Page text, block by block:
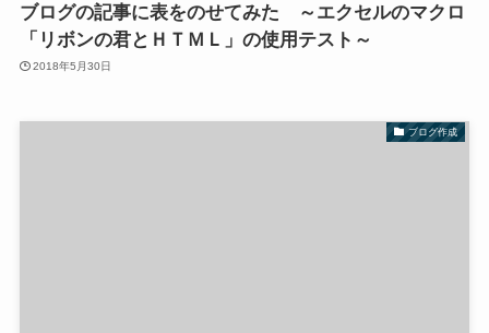
ブログの記事に表をのせてみた ～エクセルのマクロ
「リボンの君とＨＴＭＬ」の使用テスト～
2018年5月30日
ブログ作成